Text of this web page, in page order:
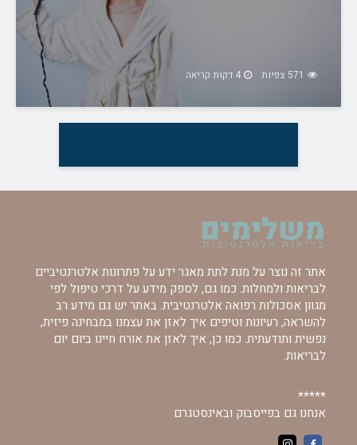
571 צפיות 4 דקות קריאה
אתר זה נוצר על מנת לתת מאגר ידע על פתרונות אלטרנטיביים
לבריאות ולמחלות. כמו גם, לספק מידע על דרכי טיפול לפי
מגוון אסכולות רפואה אלטרנטיבית. באתר יש גם מידע רב
להשראה, רעיונות וטיפים איך לאזן את עצמנו במבחינה פיזית,
נפשית ותודעתית. כמו כן, איך לאזן את אורח חיינו ביום יום
לבריאות.
*****
אנחנו גם בפייסבוק ובאינסטגרם